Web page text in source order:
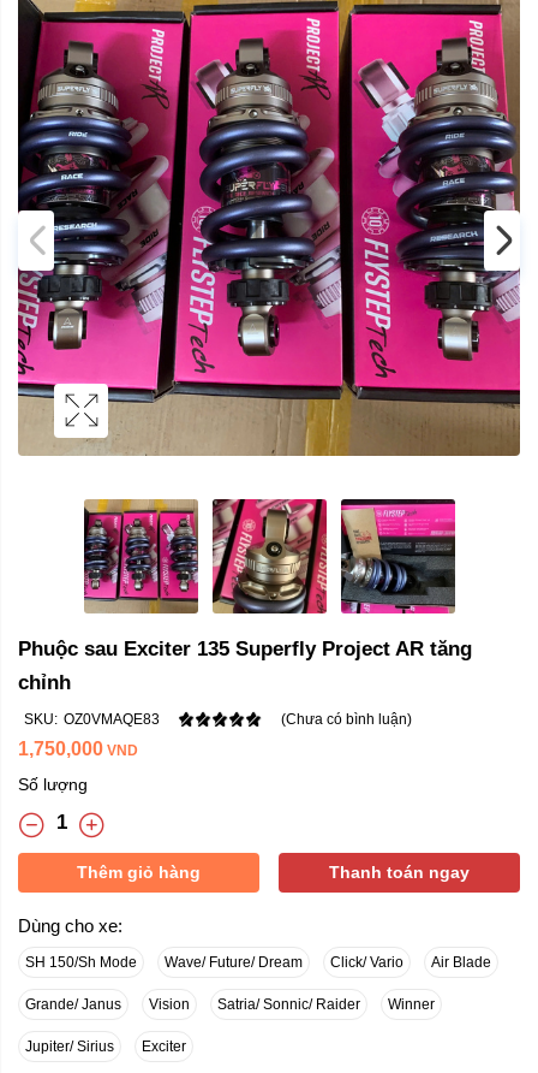
Phuộc sau Exciter 135 Superfly Project AR tăng
chỉnh
SKU: OZ0VMAQE83 (Chưa có bình luận)
1,750,000 VND
Số lượng
Thêm giỏ hàng Thanh toán ngay
Dùng cho xe:
SH 150/Sh Mode Wave/ Future/ Dream Click/ Vario Air Blade
Grande/ Janus Vision Satria/ Sonnic/ Raider Winner
Jupiter/ Sirius Exciter